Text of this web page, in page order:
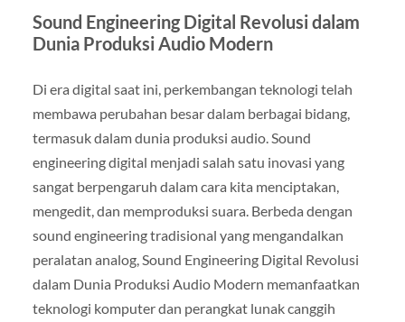
Sound Engineering Digital Revolusi dalam
Dunia Produksi Audio Modern
Di era digital saat ini, perkembangan teknologi telah
membawa perubahan besar dalam berbagai bidang,
termasuk dalam dunia produksi audio. Sound
engineering digital menjadi salah satu inovasi yang
sangat berpengaruh dalam cara kita menciptakan,
mengedit, dan memproduksi suara. Berbeda dengan
sound engineering tradisional yang mengandalkan
peralatan analog, Sound Engineering Digital Revolusi
dalam Dunia Produksi Audio Modern memanfaatkan
teknologi komputer dan perangkat lunak canggih